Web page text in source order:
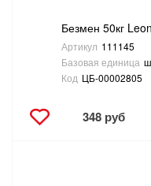
Безмен 50кг
Артикул 111145
Базовая единица
Код ЦБ-00002805
348 руб